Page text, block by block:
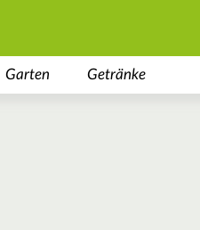
Garten Getränke